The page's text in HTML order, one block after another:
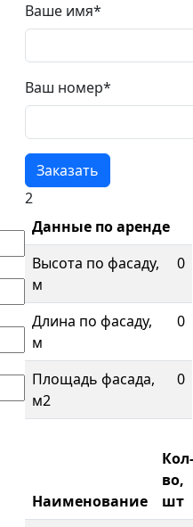
Ваше имя*
Ваш номер*
2
Данные по аренде
Высота по фасаду,
м
0
Длина по фасаду,
м
0
Площадь фасада,
м2
0
Наименование
Кол-
во,
шт